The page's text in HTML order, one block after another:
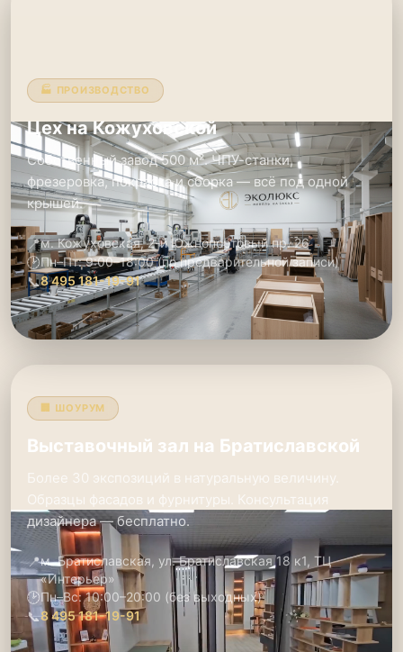
🏭 ПРОИЗВОДСТВО
Цех на Кожуховской
Собственный завод 500 м². ЧПУ-станки,
фрезеровка, покраска и сборка — всё под одной
крышей.
📍м. Кожуховская, 2-й Южнопортовый пр. 26
🕑Пн–Пт: 9:00–18:00 (по предварительной записи)
📞8 495 181-19-91
🏢 ШОУРУМ
Выставочный зал на Братиславской
Более 30 экспозиций в натуральную величину.
Образцы фасадов и фурнитуры. Консультация
дизайнера — бесплатно.
📍м. Братиславская, ул. Братиславская 18 к1, ТЦ
«Интерьер»
🕑Пн–Вс: 10:00–20:00 (без выходных)
📞8 495 181-19-91